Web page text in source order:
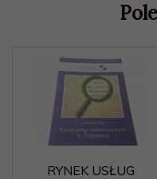
RYNEK USŁUG